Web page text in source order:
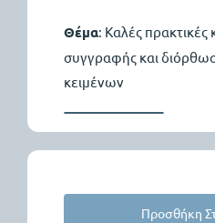
Θέμα: Καλές πρακτικές
συγγραφής και
κειμένων
Προσθήκη